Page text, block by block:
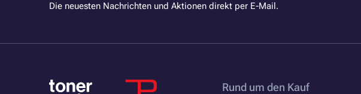
Die neuesten Nachrichten und Aktionen direkt per E-Mail.
Rund um den Kauf